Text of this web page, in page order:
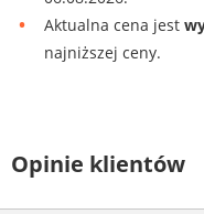
Aktualna cena jest
najniższej ceny.
Opinie klientów